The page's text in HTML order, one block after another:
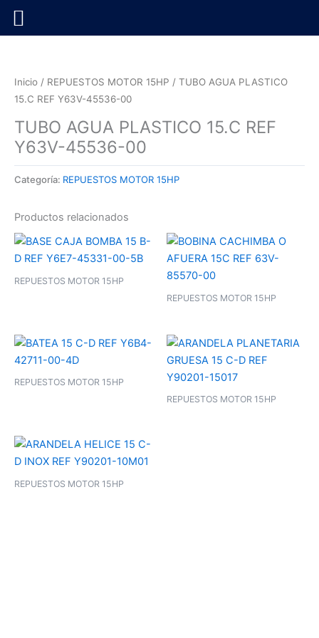
Inicio / REPUESTOS MOTOR 15HP / TUBO AGUA PLASTICO
15.C REF Y63V-45536-00
TUBO AGUA PLASTICO 15.C REF
Y63V-45536-00
Categoría: REPUESTOS MOTOR 15HP
Productos relacionados
REPUESTOS MOTOR 15HP
REPUESTOS MOTOR 15HP
REPUESTOS MOTOR 15HP
REPUESTOS MOTOR 15HP
REPUESTOS MOTOR 15HP